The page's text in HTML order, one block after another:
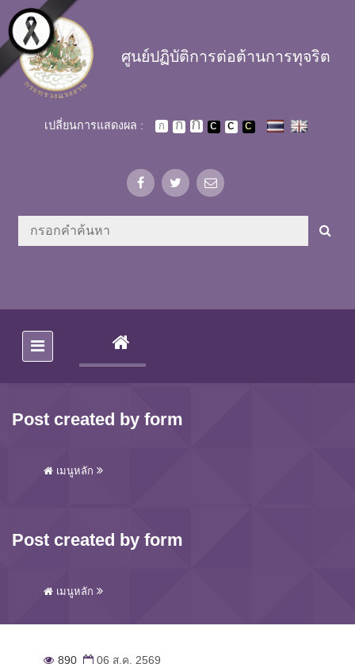
Skip to main content
ศูนย์ปฏิบัติการต่อต้านการทุจริต
เปลี่ยนการแสดงผล :
(CURRENT)
Post created by form
เมนูหลัก
Post created by form
เมนูหลัก
890 06 ส.ค. 2569